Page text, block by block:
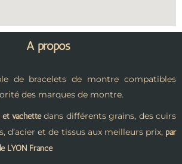
A propos
de bracelets de montre compatibles
des marques de montre.
et vachettedans différents grains, des cuirs
d’acier et de tissus aux meilleurs prix, par
LYON France